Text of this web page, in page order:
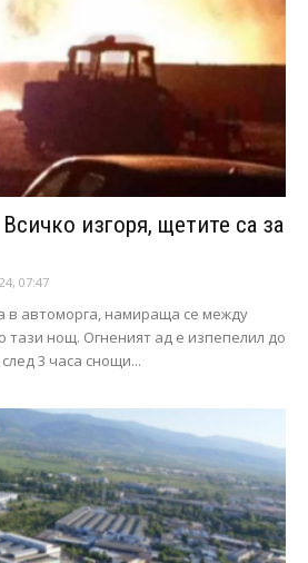
изгоря, щетите са за
07:47
в автоморга, намираща се между
тази нощ. Огненият ад е изпепелил до
3 часа снощи...